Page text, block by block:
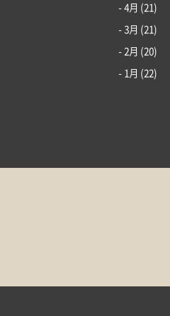
- 4月 (21)
- 3月 (21)
- 2月 (20)
- 1月 (22)